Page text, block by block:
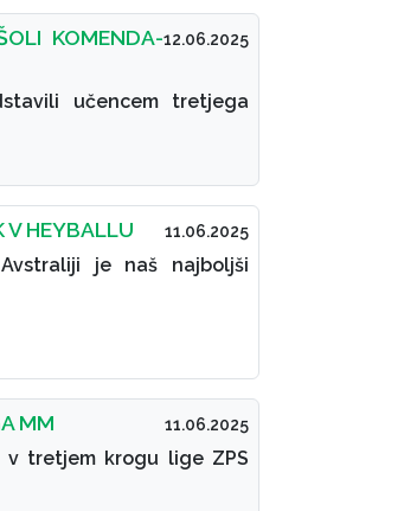
12.06.2025
KOMENDA-
učencem tretjega
11.06.2025
V HEYBALLU
je naš najboljši
11.06.2025
MM
tretjem krogu lige ZPS